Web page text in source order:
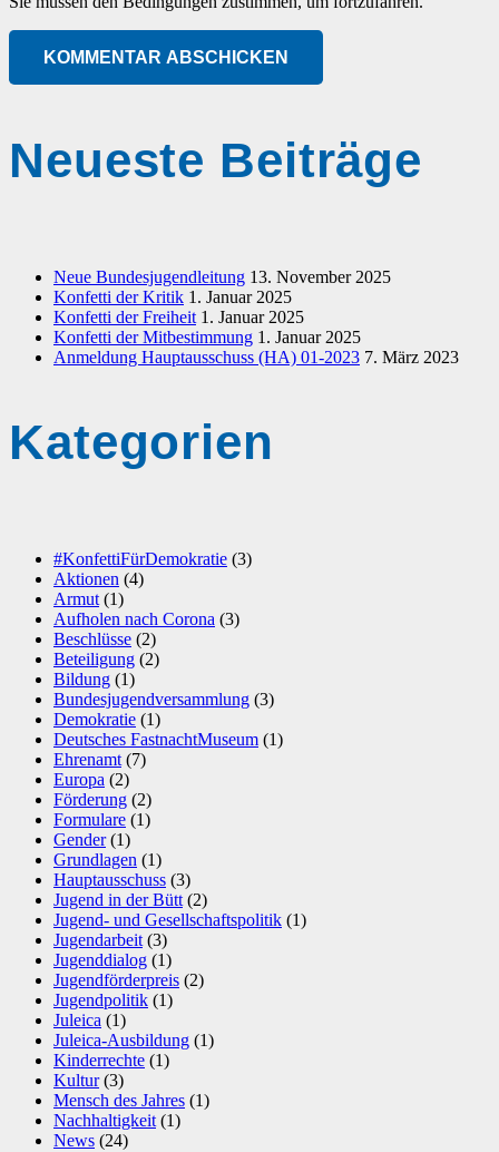
KOMMENTAR ABSCHICKEN
Neueste Beiträge
Neue Bundesjugendleitung 13. November 2025
Konfetti der Kritik 1. Januar 2025
Konfetti der Freiheit 1. Januar 2025
Konfetti der Mitbestimmung 1. Januar 2025
Anmeldung Hauptausschuss (HA) 01-2023 7. März 2023
Kategorien
#KonfettiFürDemokratie (3)
Aktionen (4)
Armut (1)
Aufholen nach Corona (3)
Beschlüsse (2)
Beteiligung (2)
Bildung (1)
Bundesjugendversammlung (3)
Demokratie (1)
Deutsches FastnachtMuseum (1)
Ehrenamt (7)
Europa (2)
Förderung (2)
Formulare (1)
Gender(1)
Grundlagen (1)
Hauptausschuss (3)
Jugend in der Bütt (2)
Jugend- und Gesellschaftspolitik (1)
Jugendarbeit (3)
Jugenddialog (1)
Jugendförderpreis (2)
Jugendpolitik (1)
Juleica (1)
Juleica-Ausbildung (1)
Kinderrechte (1)
Kultur(3)
Mensch des Jahres (1)
Nachhaltigkeit (1)
News (24)